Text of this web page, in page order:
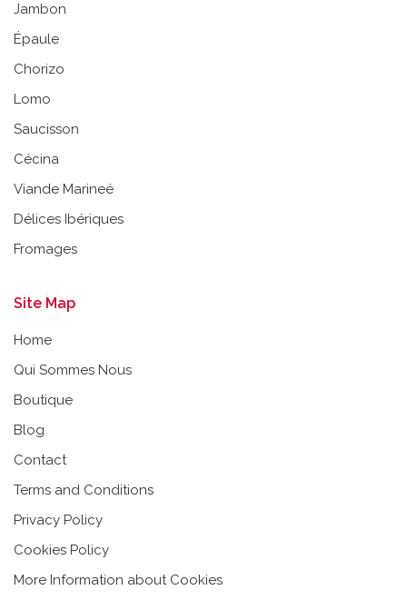
Jambon
Épaule
Chorizo
Lomo
Saucisson
Cécina
Viande Marineé
Délices Ibériques
Fromages
Site Map
Home
Qui Sommes Nous
Boutique
Blog
Contact
Terms and Conditions
Privacy Policy
Cookies Policy
More Information about Cookies